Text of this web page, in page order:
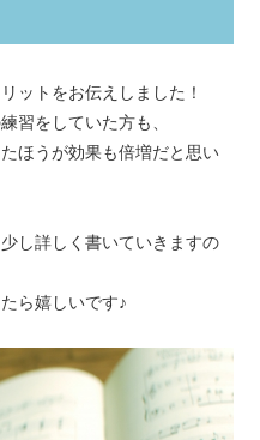
ットをお伝えしました！
習をしていた方も、
ほうが効果も倍増だと思い
し詳しく書いていきますの
ら嬉しいです♪